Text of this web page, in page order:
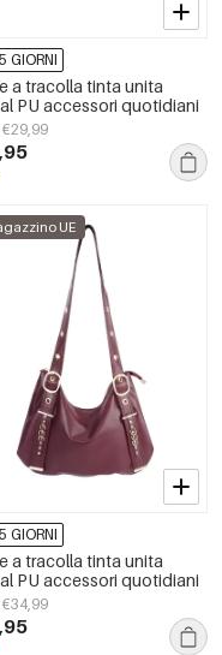
GIORNI
a tracolla tinta unita
PU accessori quotidiani
€29,99
UE
GIORNI
a tracolla tinta unita
PU accessori quotidiani
€34,99